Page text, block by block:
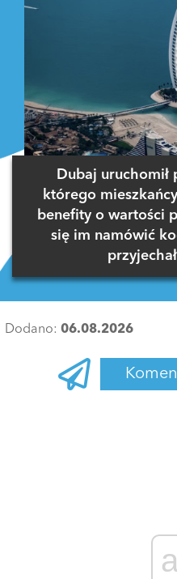
Dubaj uruchomił
którego
benefity o wartości
się im namówić
Dodano: 06.08.2026